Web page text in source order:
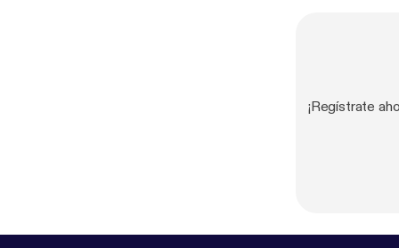
¡Regístrate